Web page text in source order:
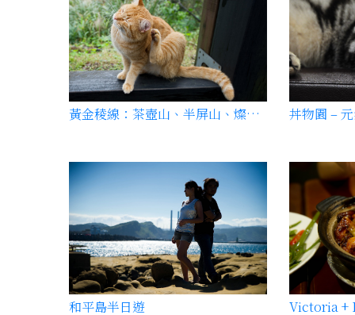
黃金稜線：茶壺山、半屏山、燦光寮山 O 型縱走 丼物園 –
和平島半日遊 Victoria +